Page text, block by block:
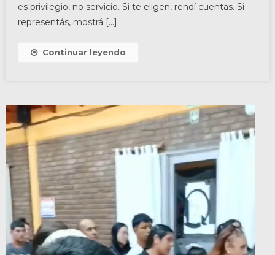
es privilegio, no servicio. Si te eligen, rendí cuentas. Si
representás, mostrá […]
Continuar leyendo